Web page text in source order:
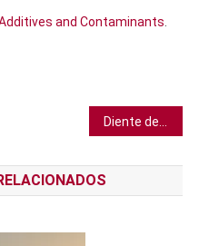
and Contaminants